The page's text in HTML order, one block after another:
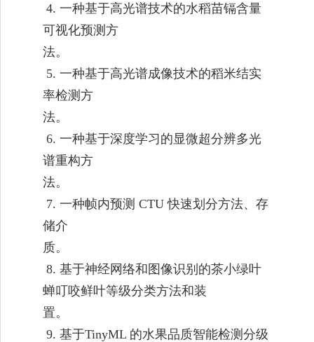
4. 一种基于高光谱技术的水稻苗镉含量
可视化预测方
法。
5. 一种基于高光谱成像技术的稻米结实
率检测方
法。
6. 一种基于深度学习的显微超分辨多光
谱重构方
法。
7. 一种帧内预测 CTU快速划分方法、存
储介
质。
8. 基于神经网络和图像识别的茶小绿叶
蝉叮咬鲜叶等级分类方法和装
置。
9. 基于TinyML 的水果品质智能检测分级